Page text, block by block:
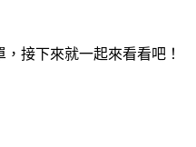
接下來就一起來看看吧！